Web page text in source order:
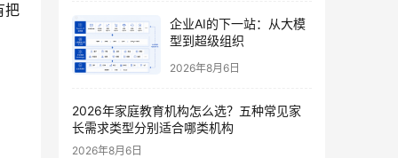
把
企业AI的下一站：从大模
型到超级组织
2026年8月6日
2026年家庭教育机构怎么选？五种常见家
长需求类型分别适合哪类机构
2026年8月6日